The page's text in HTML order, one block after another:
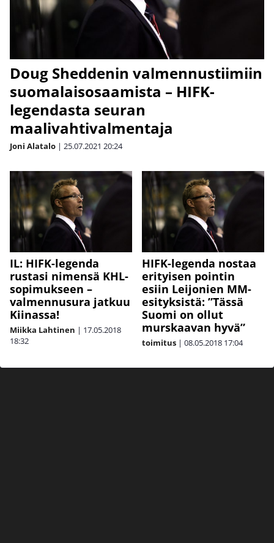
Doug Sheddenin valmennustiimiin
suomalaisosaamista – HIFK-
legendasta seuran
maalivahtivalmentaja
Joni Alatalo | 25.07.2021 20:24
IL: HIFK-legenda
rustasi nimensä KHL-
sopimukseen –
valmennusura jatkuu
Kiinassa!
Miikka Lahtinen | 17.05.2018
18:32
HIFK-legenda nostaa
erityisen pointin
esiin Leijonien MM-
esityksistä: ”Tässä
Suomi on ollut
murskaavan hyvä”
toimitus | 08.05.2018 17:04